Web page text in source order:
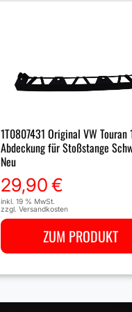
1T0807431 Original VW Touran
Abdeckung für Stoßstange
Neu
29,90€
inkl. 19 % MwSt.
zzgl. Versandkosten
ZUM PRODUKT